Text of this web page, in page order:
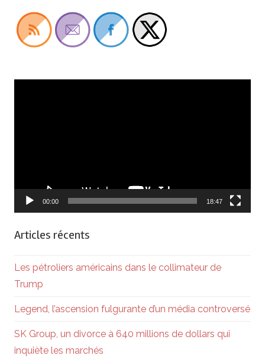
00:00 18:47
Articles récents
Les pétroliers américains dans le collimateur de
Trump
Legend, l’ascension fulgurante d’un média controversé
SK Group, un divorce à 640 millions de dollars qui
inquiète les marchés